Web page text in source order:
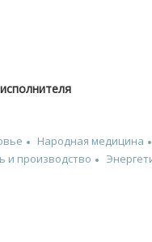
Народная медицина
и производство